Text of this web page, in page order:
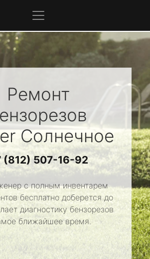
Ремонт
Солнечное
(812) 507-16-92
с полным инвентарем
бесплатно доберется до
диагностику бензорезов
ближайшее время.